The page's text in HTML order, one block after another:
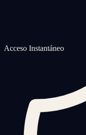
Acceso Instantáneo